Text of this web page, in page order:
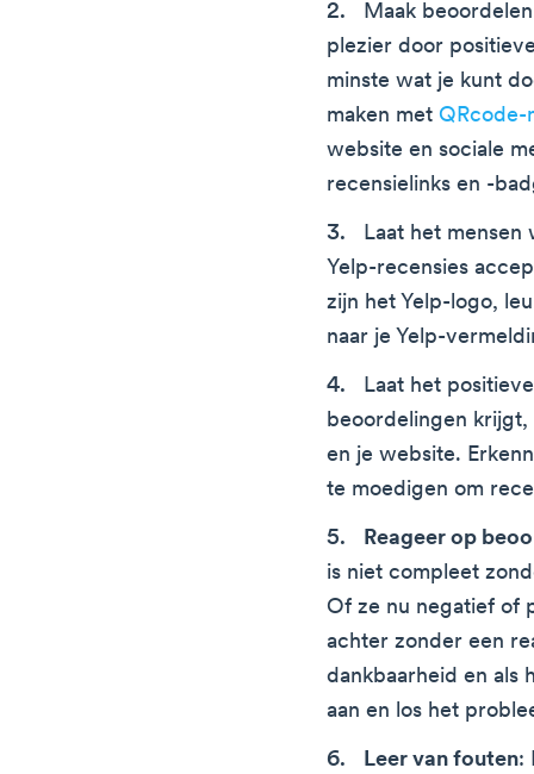
Maak
plezier door
minste wat je kunt
maken metQRcode-
website en sociale
recensielinks en -
Laat het mensen
Yelp-recensies
zijn het Yelp-logo,
naar je Yelp-
Laat het
beoordelingen krijgt,
en je website.
te moedigen om
Reageer op
is niet compleet
Of ze nu negatief of
achter zonder een
dankbaarheid en als
aan en los het
Leer van fouten: